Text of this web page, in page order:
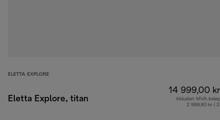
ELETTA EXPLORE
Eletta Explore, titan
14 999,00 kr
Inkludert MVA-
2 999,80 kr (